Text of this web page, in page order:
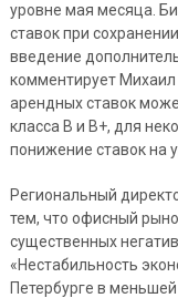
уровне мая месяца.
ставок при
введение
комментирует
арендных ставок
класса В и В+, для
понижение ставок на
Региональный
тем, что офисный
существенных
«Нестабильность
Петербурге в